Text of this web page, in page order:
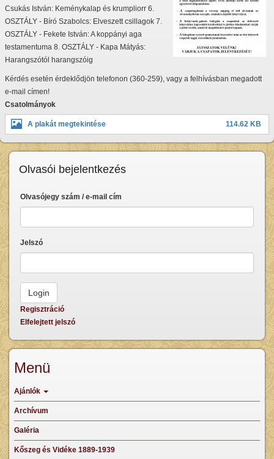
Csukás István: Keménykalap és krumpliorr 6.
OSZTÁLY - Bíró Szabolcs: Elveszett csillagok 7.
OSZTÁLY - Fekete István: A koppányi aga
testamentuma 8. OSZTÁLY - Kapa Mátyás:
Harangszótól harangszóig
Kérdés esetén érdeklődjön telefonon (360-259), vagy a felhívásban megadott
e-mail címen!
Csatolmányok
A plakát megtekintése 114.62 KB
Olvasói bejelentkezés
Olvasójegy szám / e-mail cím
Jelszó
Regisztráció
Elfelejtett jelszó
Menü
Ajánlók
Archívum
Galéria
Kőszeg és Vidéke 1889-1939